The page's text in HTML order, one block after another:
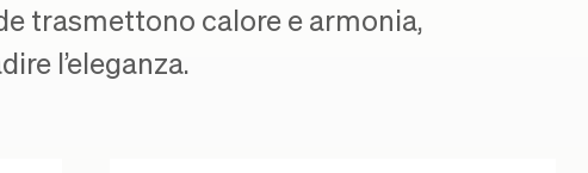
trasmettono calore e armonia,
l’eleganza.